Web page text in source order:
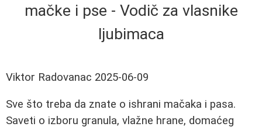
mačke i pse - Vodič za vlasnike
ljubimaca
Viktor Radovanac 2025-06-09
Sve što treba da znate o ishrani mačaka i pasa.
Saveti o izboru granula, vlažne hrane, domaćeg